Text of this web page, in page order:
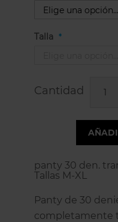
Talla
Cantidad
panty 30 den.
Tallas M-XL
Panty de 30
completamente